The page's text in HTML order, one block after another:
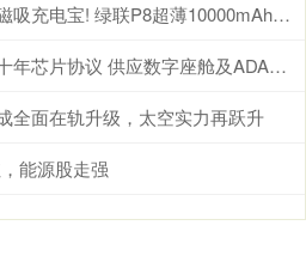
海陆证券 行业首款新国标磁吸充电宝! 绿联P8超薄10000mAh磁吸移动电源开启预约
同花财富 高通与宝马签署十年芯片协议 供应数字座舱及ADAS计算芯片
全面在轨升级，太空实力再跃升
能源股走强